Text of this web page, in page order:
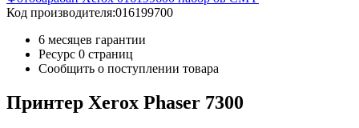
Код производителя:016199700
6 месяцев гарантии
Ресурс 0 страниц
Сообщить о поступлении товара
Принтер Xerox Phaser 7300